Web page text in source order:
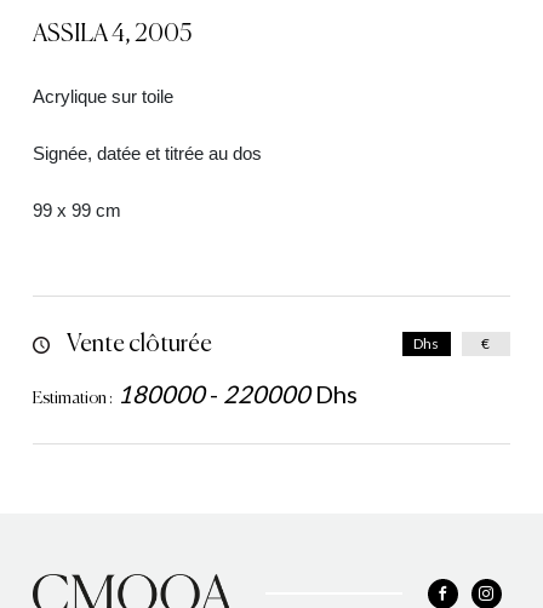
ASSILA 4, 2005
Acrylique sur toile
Signée, datée et titrée au dos
99 x 99 cm
Vente clôturée
Estimation : 180000- 220000 Dhs
Dhs €